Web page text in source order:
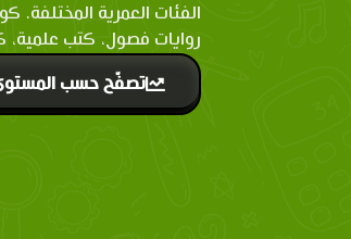
الفئات العمرية
روايات فصول، كتب علمية،
تصفّح حسب